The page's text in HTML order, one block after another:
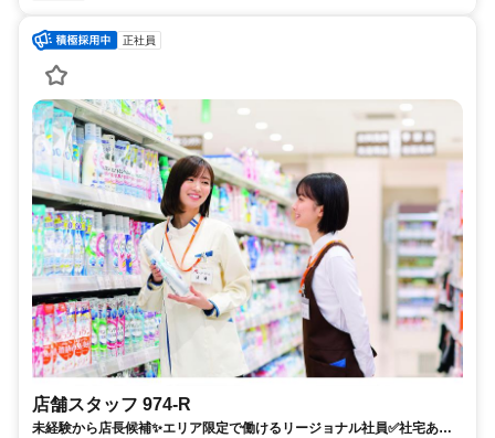
正社員
店舗スタッフ 974-R
未経験から店長候補✨エリア限定で働けるリージョナル社員✅社宅あり